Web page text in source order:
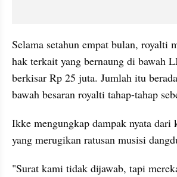
Selama setahun empat bulan, royalti
hak terkait yang bernaung di bawah
berkisar Rp 25 juta. Jumlah itu
bawah besaran royalti tahap-tahap
Ikke mengungkap dampak nyata
yang merugikan ratusan musisi
"Surat kami tidak dijawab, tapi